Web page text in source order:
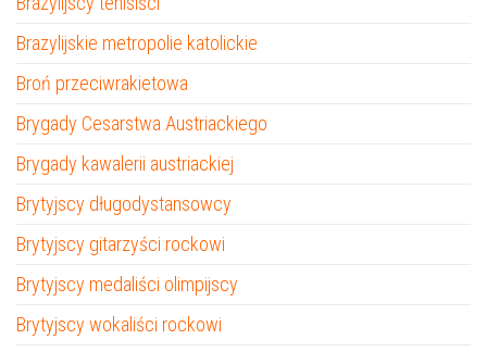
Brazylijskie metropolie katolickie
Broń przeciwrakietowa
Brygady Cesarstwa Austriackiego
Brygady kawalerii austriackiej
Brytyjscy długodystansowcy
Brytyjscy gitarzyści rockowi
Brytyjscy medaliści olimpijscy
Brytyjscy wokaliści rockowi